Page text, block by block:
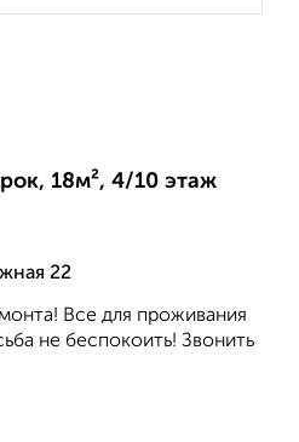
18м², 4/10 этаж
22
Все для проживания
не беспокоить! Звонить